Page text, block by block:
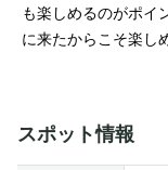
も楽しめるのがポイ
に来たからこそ楽し
スポット情報